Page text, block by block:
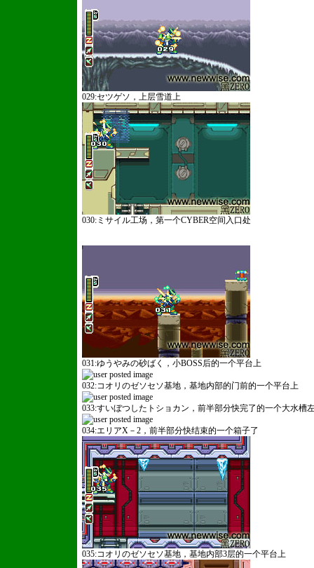
029:セツゲソ，上层雪道上
030:ミサイル工场，第一个CYBER空间入口处
031:ゆうやみの砂ばく，小BOSS后的一个平台上
032:コオリのゼソセソ基地，基地内部的门前的一个平台上
033:すいぼつしたトショカン，前半部分快完了的一个大水槽
034:エリアX－2，前半部分快结束的一个箱子了
035:コオリのゼソセソ基地，基地内部3层的一个平台上